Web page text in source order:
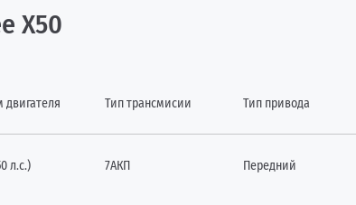
X50
Тип трансмисии Тип привода
л.с.) 7АКП Передний